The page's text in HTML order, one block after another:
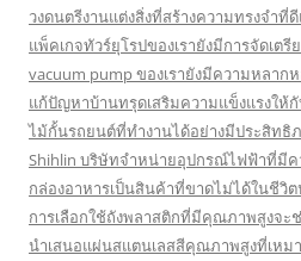
วงดนตรีงานแต่งสิ่งที่สร้างความทรงจำ
แพ็คเกจทัวร์ยุโรปของเรายังมีการจัดเต
vacuum pump ของเรายังมีความหลาก
แก้ปัญหาบ้านทรุดเสริมความแข็งแรงให้
ไม้กั้นรถยนต์ที่ทำงานได้อย่างมีประสิทธิ
Shihlin บริษัทจำหน่ายอุปกรณ์ไฟฟ้าที่มี
กล่องอาหารเป็นสินค้าที่ขาดไม่ได้ในชีวิต
การเลือกใช้ถังพลาสติกที่มีคุณภาพสูงจะ
นำเสนอแผ่นสแตนเลสสีคุณภาพสูงที่เหม